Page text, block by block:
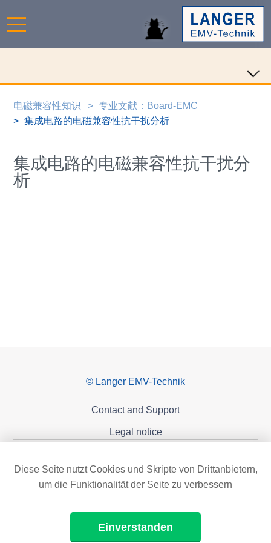
电磁兼容性知识
专业文献：Board-EMC
集成电路的电磁兼容性抗干扰分析
集成电路的电磁兼容性抗干扰分
析
© Langer EMV-Technik
Contact and Support
Legal notice
Diese Seite nutzt Cookies und Skripte von Drittanbietern,
um die Funktionalität der Seite zu verbessern
Einverstanden